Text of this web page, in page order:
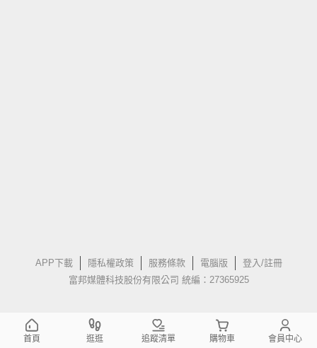
APP下載 隱私權政策 服務條款 電腦版
登入/註冊
富邦媒體科技股份有限公司 統編：27365925
首頁 逛逛 追蹤清單 購物車 會員中心